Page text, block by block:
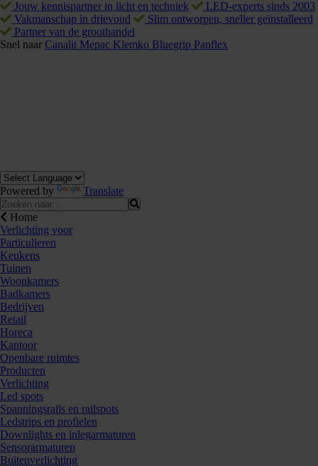
Jouw kennispartner in licht en techniek
LED-experts sinds 2003
Vakmanschap in drievoud
Slim ontworpen, sneller geïnstalleerd
Partner van de groothandel
Snel naar Canalit Mepac Klemko Bluegrip Panflex
Powered by Translate
Home
Verlichting voor
Particulieren
Keukens
Tuinen
Woonkamers
Badkamers
Bedrijven
Retail
Horeca
Kantoor
Openbare ruimtes
Producten
Verlichting
Led spots
Spanningsrails en railspots
Ledstrips en profielen
Downlights en inlegarmaturen
Sensorarmaturen
Buitenverlichting